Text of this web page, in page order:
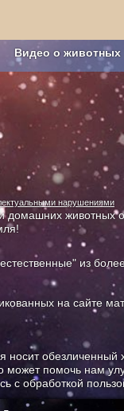
Видео о животных
Сельское хозяйство
нарушениями
домашних животных
из
на сайте
обезличенный
может помочь нам
с обработкой